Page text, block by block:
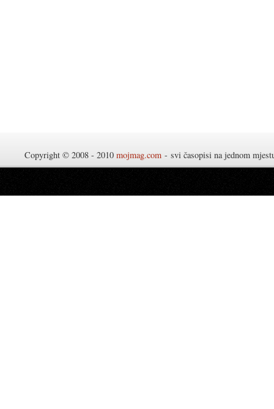
Copyright © 2008 - 2010 mojmag.com - svi časopisi na jednom